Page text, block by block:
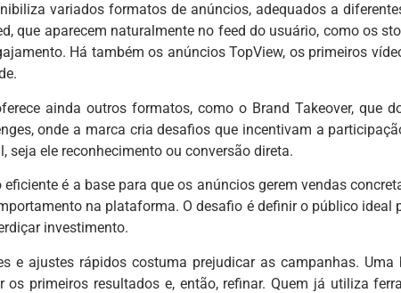
variados formatos de anúncios, adequados a
que aparecem naturalmente no feed do usuário, como os
Há também os anúncios TopView, os primeiros
ainda outros formatos, como o Brand Takeover, que
onde a marca cria desafios que incentivam a
seja ele reconhecimento ou conversão direta.
eficiente é a base para que os anúncios gerem vendas
na plataforma. O desafio é definir o público
investimento.
e ajustes rápidos costuma prejudicar as campanhas.
os primeiros resultados e, então, refinar. Quem já utiliza